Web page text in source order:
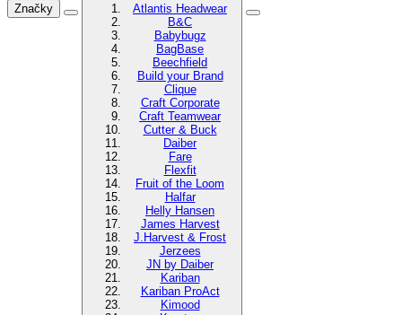
Značky
Atlantis Headwear
B&C
Babybugz
BagBase
Beechfield
Build your Brand
Clique
Craft Corporate
Craft Teamwear
Cutter & Buck
Daiber
Fare
Flexfit
Fruit of the Loom
Halfar
Helly Hansen
James Harvest
J.Harvest & Frost
Jerzees
JN by Daiber
Kariban
Kariban ProAct
Kimood